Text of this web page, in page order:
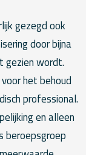
gezegd ook
door bijna
gezien wordt.
het behoud
professional.
en alleen
beroepsgroep